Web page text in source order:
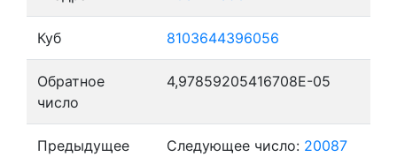
Куб 8103644396056
Обратное
число
4,97859205416708E-05
Предыдущее
Следующее число: 20087